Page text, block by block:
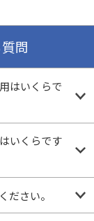
問
はいくらで
いくらです
ださい。